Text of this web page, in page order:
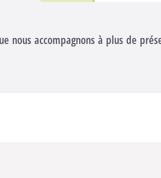
nous accompagnons à plus de